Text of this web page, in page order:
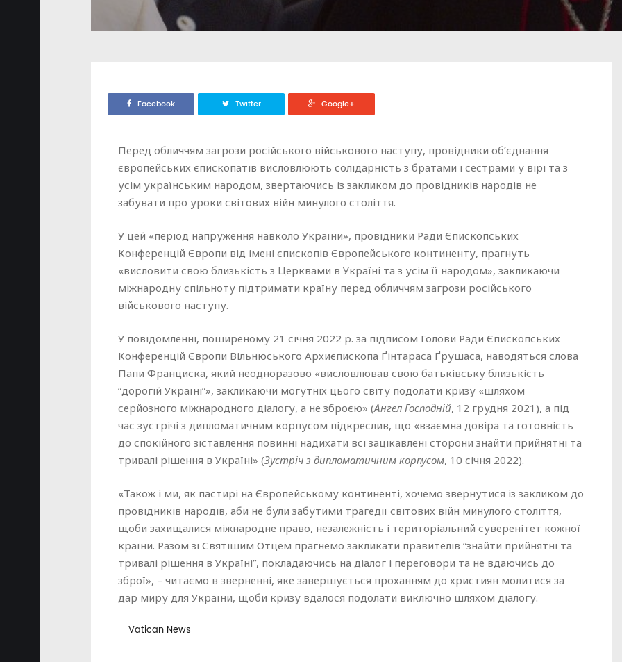
Facebook Twitter Google+
Перед обличчям загрози російського військового наступу, провідники об’єднання
європейських єпископатів висловлюють солідарність з братами і сестрами у вірі та з
усім українським народом, звертаючись із закликом до провідників народів не
забувати про уроки світових війн минулого століття.
У цей «період напруження навколо України», провідники Ради Єпископських
Конференцій Європи від імені єпископів Європейського континенту, прагнуть
«висловити свою близькість з Церквами в Україні та з усім її народом», закликаючи
міжнародну спільноту підтримати країну перед обличчям загрози російського
військового наступу.
У повідомленні, поширеному 21 січня 2022 р. за підписом Голови Ради Єпископських
Конференцій Європи Вільнюського Архиєпископа Ґінтараса Ґрушаса, наводяться слова
Папи Франциска, який неодноразово «висловлював свою батьківську близькість
“дорогій Україні”», закликаючи могутніх цього світу подолати кризу «шляхом
серйозного міжнародного діалогу, а не зброєю» (Ангел Господній, 12 грудня 2021), а під
час зустрічі з дипломатичним корпусом підкреслив, що «взаємна довіра та готовність
до спокійного зіставлення повинні надихати всі зацікавлені сторони знайти прийнятні та
тривалі рішення в Україні» (Зустріч з дипломатичним корпусом, 10 січня 2022).
«Також і ми, як пастирі на Європейському континенті, хочемо звернутися із закликом до
провідників народів, аби не були забутими трагедії світових війн минулого століття,
щоби захищалися міжнародне право, незалежність і територіальний суверенітет кожної
країни. Разом зі Святішим Отцем прагнемо закликати правителів “знайти прийнятні та
тривалі рішення в Україні”, покладаючись на діалог і переговори та не вдаючись до
зброї», – читаємо в зверненні, яке завершується проханням до християн молитися за
дар миру для України, щоби кризу вдалося подолати виключно шляхом діалогу.
Vatican News